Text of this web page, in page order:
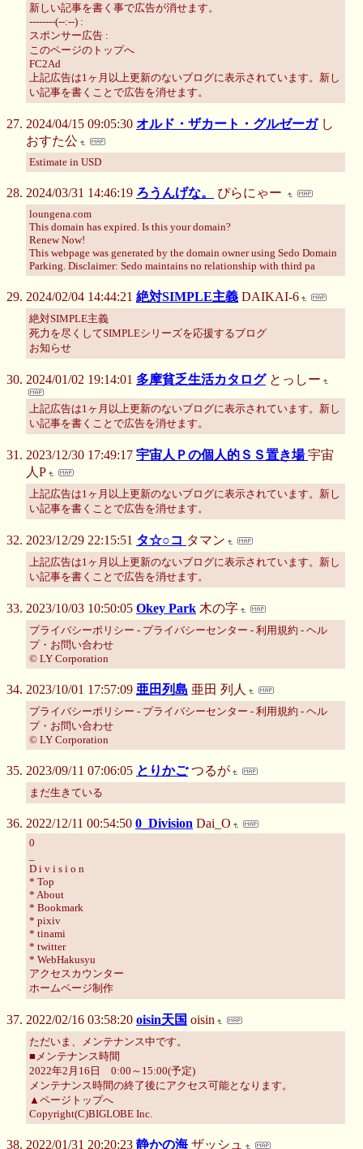
新しい記事を書く事で広告が消せます。
--------(--:--) :
スポンサー広告 :
このページのトップへ
FC2Ad
上記広告は1ヶ月以上更新のないブログに表示されています。新し
い記事を書くことで広告を消せます。
2024/04/15 09:05:30 オルド・ザカート・グルゼーガ し
おすた公
Estimate in USD
2024/03/31 14:46:19 ろうんげな。 ぴらにゃー
loungena.com
This domain has expired. Is this your domain?
Renew Now!
This webpage was generated by the domain owner using Sedo Domain
Parking. Disclaimer: Sedo maintains no relationship with third pa
2024/02/04 14:44:21 絶対SIMPLE主義 DAIKAI-6
絶対SIMPLE主義
死力を尽くしてSIMPLEシリーズを応援するブログ
お知らせ
2024/01/02 19:14:01 多摩貧乏生活カタログ とっしー
上記広告は1ヶ月以上更新のないブログに表示されています。新し
い記事を書くことで広告を消せます。
2023/12/30 17:49:17 宇宙人Ｐの個人的ＳＳ置き場宇宙
人P
上記広告は1ヶ月以上更新のないブログに表示されています。新し
い記事を書くことで広告を消せます。
2023/12/29 22:15:51 タ☆○コ タマン
上記広告は1ヶ月以上更新のないブログに表示されています。新し
い記事を書くことで広告を消せます。
2023/10/03 10:50:05 Okey Park 木の字
プライバシーポリシー - プライバシーセンター - 利用規約 - ヘル
プ・お問い合わせ
© LY Corporation
2023/10/01 17:57:09 亜田列島 亜田 列人
プライバシーポリシー - プライバシーセンター - 利用規約 - ヘル
プ・お問い合わせ
© LY Corporation
2023/09/11 07:06:05 とりかご つるが
まだ生きている
2022/12/11 00:54:50 0_Division Dai_O
0
D i v i s i o n
* Top
* About
* Bookmark
* pixiv
* tinami
* twitter
* WebHakusyu
アクセスカウンター
ホームページ制作
2022/02/16 03:58:20 oisin天国 oisin
ただいま、メンテナンス中です。
■メンテナンス時間
2022年2月16日 0:00～15:00(予定)
メンテナンス時間の終了後にアクセス可能となります。
▲ページトップへ
Copyright(C)BIGLOBE Inc.
2022/01/31 20:20:23 静かの海 ザッシュ